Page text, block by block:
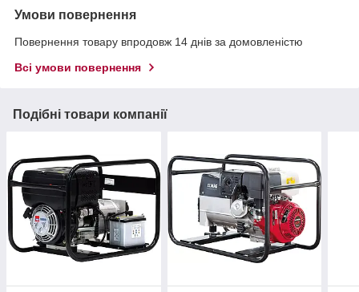
Умови повернення
Повернення товару впродовж 14 днів за домовленістю
Всі умови повернення
Подібні товари компанії